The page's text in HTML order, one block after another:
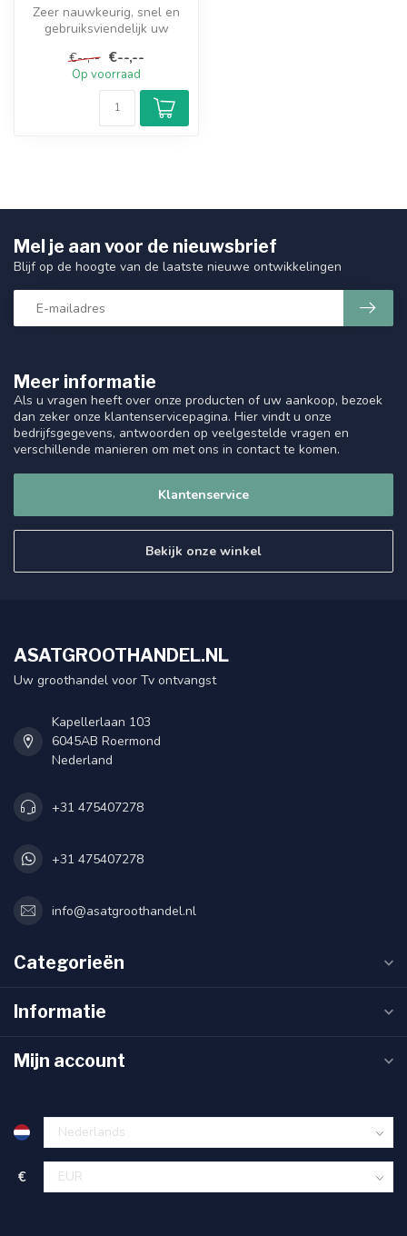
Zeer nauwkeurig, snel en
gebruiksviendelijk uw
zelf uit...
€--,-- €--,--
Op voorraad
Meer informatie
Als u vragen heeft over onze producten of uw aankoop, bezoek
dan zeker onze klantenservicepagina. Hier vindt u onze
bedrijfsgegevens, antwoorden op veelgestelde vragen en
verschillende manieren om met ons in contact te komen.
Klantenservice
Bekijk onze winkel
Mel je aan voor de nieuwsbrief
Blijf op de hoogte van de laatste nieuwe ontwikkelingen
ASATGROOTHANDEL.NL
Uw groothandel voor Tv ontvangst
Kapellerlaan 103
6045AB Roermond
Nederland
+31 475407278
+31 475407278
info@asatgroothandel.nl
Categorieën
Informatie
Mijn account
€